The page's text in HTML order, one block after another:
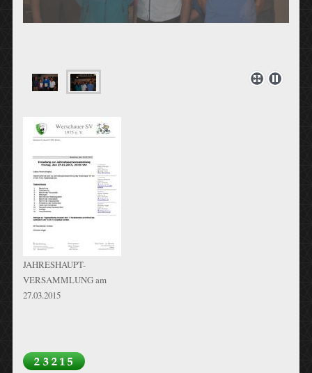
JAHRESHAUPT-
VERSAMMLUNG am
27.03.2015